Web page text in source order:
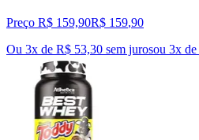
Preço R$ 159,90R$ 159,90
Ou 3x de R$ 53,30 sem jurosou 3x de